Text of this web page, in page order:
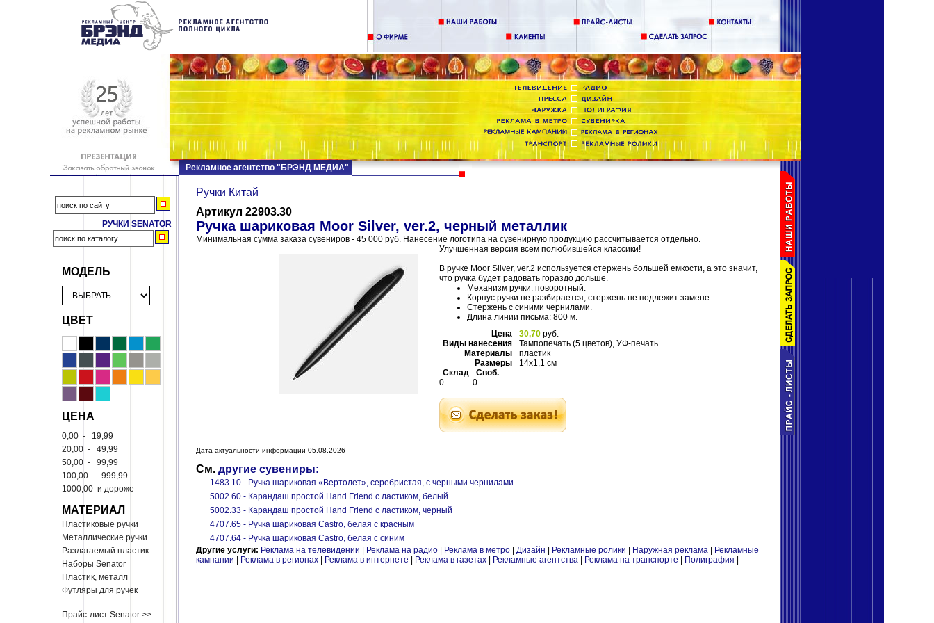
РУЧКИ SENATOR
МОДЕЛЬ
ЦВЕТ
ЦЕНА
0,00 - 19,99
20,00 - 49,99
50,00 - 99,99
100,00 - 999,99
1000,00 и дороже
МАТЕРИАЛ
Пластиковые ручки
Металлические ручки
Разлагаемый пластик
Наборы Senator
Пластик, металл
Футляры для ручек
Прайс-лист Senator >>
Рекламное агентство "БРЭНД МЕДИА"
Ручки Китай
Артикул 22903.30
Ручка шариковая Moor Silver, ver.2, черный металлик
Минимальная сумма заказа сувениров - 45 000 руб. Нанесение логотипа на сувенирную продукцию рассчитывается отдельно.
Улучшенная версия всем полюбившейся классики!
В ручке Moor Silver, ver.2 используется стержень большей емкости, а это значит,
что ручка будет радовать гораздо дольше.
Механизм ручки: поворотный.
Корпус ручки не разбирается, стержень не подлежит замене.
Стержень с синими чернилами.
Длина линии письма: 800 м.
Цена
30,70 руб.
Виды нанесения
Тампопечать (5 цветов), УФ-печать
Материалы
пластик
Размеры
14x1,1 см
Склад
Своб.
0
0
Дата актуальности информации 05.08.2026
См. другие сувениры:
1483.10 - Ручка шариковая «Вертолет», серебристая, с черными чернилами
5002.60 - Карандаш простой Hand Friend с ластиком, белый
5002.33 - Карандаш простой Hand Friend с ластиком, черный
4707.65 - Ручка шариковая Castro, белая с красным
4707.64 - Ручка шариковая Castro, белая с синим
Другие услуги: Реклама на телевидении Реклама на радио Реклама в метро Дизайн Рекламные ролики Наружная реклама
Рекламные
кампании
Реклама в регионах Реклама в интернете Реклама в газетах Рекламные агентства Реклама на транспорте Полиграфия